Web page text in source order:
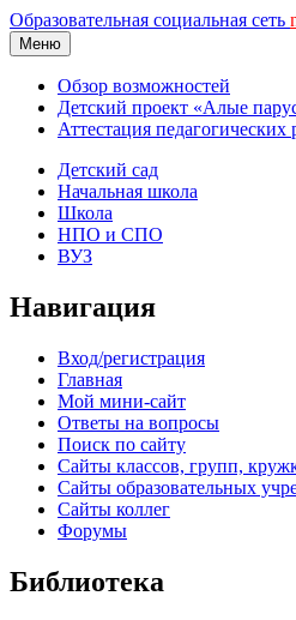
Образовательная социальная сеть
Меню
Обзор возможностей
Детский проект «Алые
Аттестация педагогических
Детский сад
Начальная школа
Школа
НПО и СПО
ВУЗ
Навигация
Вход/регистрация
Главная
Мой мини-сайт
Ответы на вопросы
Поиск по сайту
Сайты классов, групп,
Сайты образовательных
Сайты коллег
Форумы
Библиотека